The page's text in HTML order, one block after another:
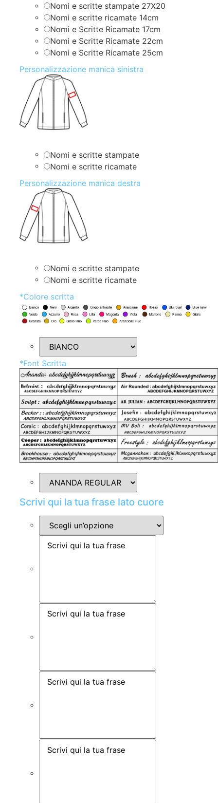
Nomi e scritte stampate 27X20
Nomi e scritte ricamate 14cm
Nomi e Scritte Ricamate 17cm
Nomi e Scritte Ricamate 22cm
Nomi e Scritte Ricamate 25cm
Personalizzazione manica sinistra
Nomi e scritte stampate
Nomi e scritte ricamate
Personalizzazione manica destra
Nomi e scritte stampate
Nomi e scritte ricamate
*Colore scritta
*Font Scritta
Scrivi qui la tua frase lato cuore